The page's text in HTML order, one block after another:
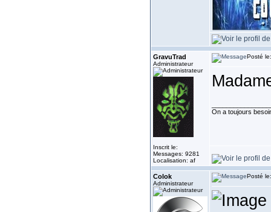
GravuTrad
Administrateur
Inscrit le:
Messages: 9281
Localisation: af
Posté
On a toujours
Colok
Administrateur
Posté